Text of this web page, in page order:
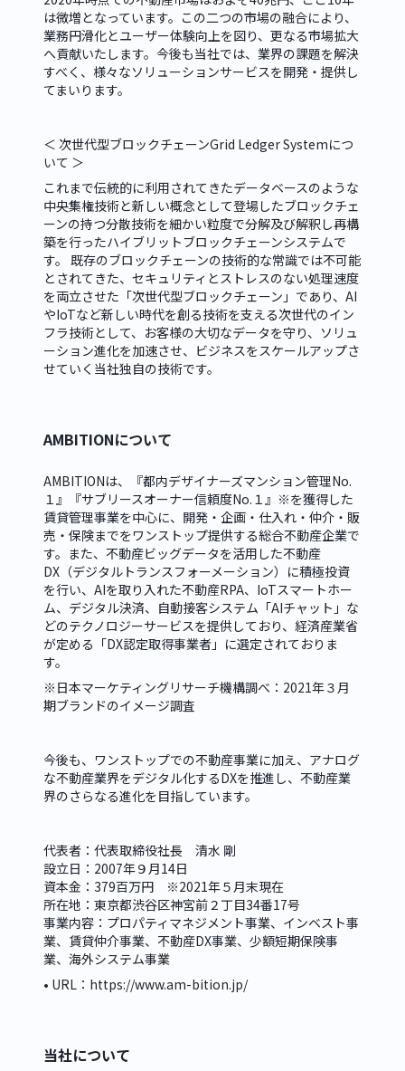
は微増となっています。この二つの市場の融合により、
業務円滑化とユーザー体験向上を図り、更なる市場拡大
へ貢献いたします。今後も当社では、業界の課題を解決
すべく、様々なソリューションサービスを開発・提供し
てまいります。
＜ 次世代型ブロックチェーンGrid Ledger Systemにつ
いて ＞
これまで伝統的に利用されてきたデータベースのような
中央集権技術と新しい概念として登場したブロックチェ
ーンの持つ分散技術を細かい粒度で分解及び解釈し再構
築を行ったハイブリットブロックチェーンシステムで
す。 既存のブロックチェーンの技術的な常識では不可能
とされてきた、セキュリティとストレスのない処理速度
を両立させた「次世代型ブロックチェーン」であり、AI
やIoTなど新しい時代を創る技術を支える次世代のイン
フラ技術として、お客様の大切なデータを守り、ソリュ
ーション進化を加速させ、ビジネスをスケールアップさ
せていく当社独自の技術です。
AMBITIONについて
AMBITIONは、『都内デザイナーズマンション管理No.
１』『サブリースオーナー信頼度No.１』※を獲得した
賃貸管理事業を中心に、開発・企画・仕入れ・仲介・販
売・保険までをワンストップ提供する総合不動産企業で
す。また、不動産ビッグデータを活用した不動産
DX（デジタルトランスフォーメーション）に積極投資
を行い、AIを取り入れた不動産RPA、IoTスマートホー
ム、デジタル決済、自動接客システム「AIチャット」な
どのテクノロジーサービスを提供しており、経済産業省
が定める「DX認定取得事業者」に選定されておりま
す。
※日本マーケティングリサーチ機構調べ：2021年３月
期ブランドのイメージ調査
今後も、ワンストップでの不動産事業に加え、アナログ
な不動産業界をデジタル化するDXを推進し、不動産業
界のさらなる進化を目指しています。
代表者：代表取締役社長　清水 剛
設立日：2007年９月14日
資本金：379百万円　※2021年５月末現在
所在地：東京都渋谷区神宮前２丁目34番17号
事業内容：プロパティマネジメント事業、インベスト事
業、賃貸仲介事業、不動産DX事業、少額短期保険事
業、海外システム事業
• URL： https://www.am-bition.jp/
当社について